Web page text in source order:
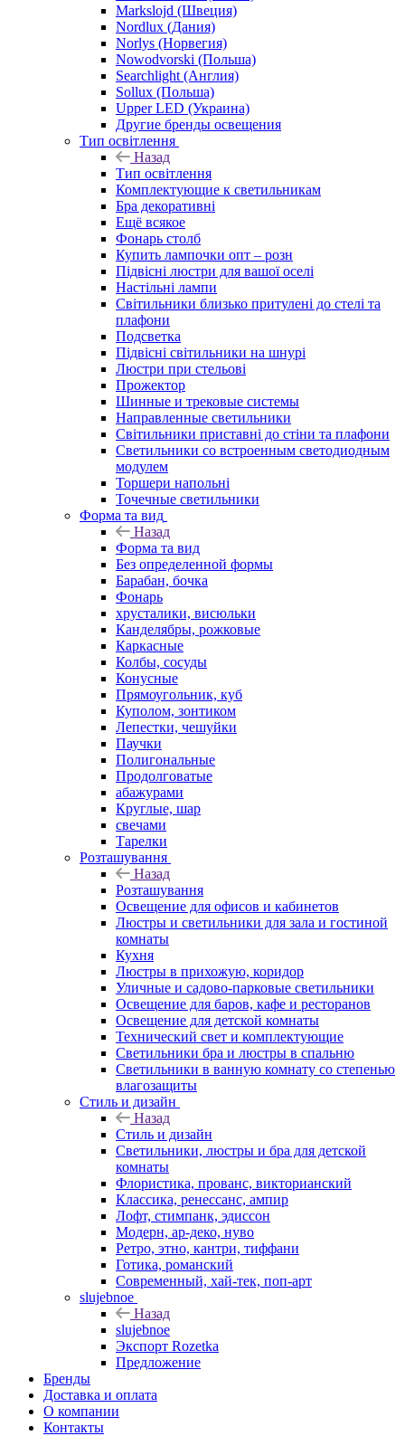
Markslojd (Швеция)
Nordlux (Дания)
Norlys (Норвегия)
Nowodvorski (Польша)
Searchlight (Англия)
Sollux (Польша)
Upper LED (Украина)
Другие бренды освещения
Тип освітлення
Назад
Тип освітлення
Комплектующие к светильникам
Бра декоративні
Ещё всякое
Фонарь столб
Купить лампочки опт – розн
Підвісні люстри для вашої оселі
Настільні лампи
Світильники близько притулені до стелі та
плафони
Подсветка
Підвісні світильники на шнурі
Люстри при стельові
Прожектор
Шинные и трековые системы
Направленные светильники
Світильники приставні до стіни та плафони
Светильники со встроенным светодиодным
модулем
Торшери напольні
Точечные светильники
Форма та вид
Назад
Форма та вид
Без определенной формы
Барабан, бочка
Фонарь
хрусталики, висюльки
Канделябры, рожковые
Каркасные
Колбы, сосуды
Конусные
Прямоугольник, куб
Куполом, зонтиком
Лепестки, чешуйки
Паучки
Полигональные
Продолговатые
абажурами
Круглые, шар
свечами
Тарелки
Розташування
Назад
Розташування
Освещение для офисов и кабинетов
Люстры и светильники для зала и гостиной
комнаты
Кухня
Люстры в прихожую, коридор
Уличные и садово-парковые светильники
Освещение для баров, кафе и ресторанов
Освещение для детской комнаты
Технический свет и комплектующие
Светильники бра и люстры в спальню
Светильники в ванную комнату со степенью
влагозащиты
Стиль и дизайн
Назад
Стиль и дизайн
Светильники, люстры и бра для детской
комнаты
Флористика, прованс, викторианский
Классика, ренессанс, ампир
Лофт, стимпанк, эдиссон
Модерн, ар-деко, нуво
Ретро, этно, кантри, тиффани
Готика, романский
Современный, хай-тек, поп-арт
slujebnoe
Назад
slujebnoe
Экспорт Rozetka
Предложение
Бренды
Доставка и оплата
О компании
Контакты